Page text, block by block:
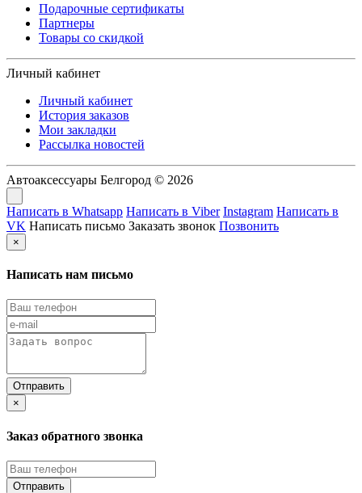
Подарочные сертификаты
Партнеры
Товары со скидкой
Личный кабинет
Личный кабинет
История заказов
Мои закладки
Рассылка новостей
Автоаксессуары Белгород © 2026
Написать в Whatsapp Написать в Viber Instagram Написать в
VK Написать письмо Заказать звонок Позвонить
×
Написать нам письмо
×
Заказ обратного звонка